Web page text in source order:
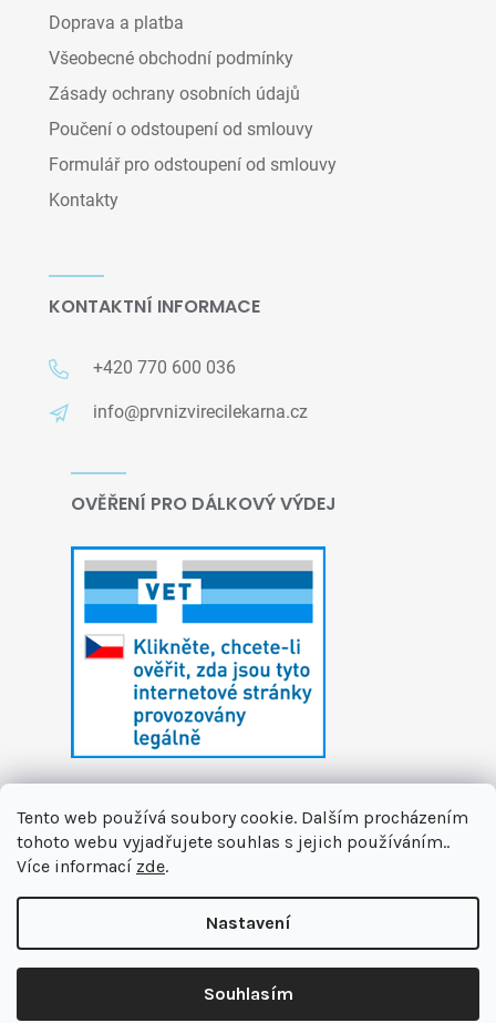
Tento web používá soubory cookie. Dalším procházením
tohoto webu vyjadřujete souhlas s jejich používáním..
Více informací zde.
Nastavení
Souhlasím
🏝️ Dáváme si letní pauzu. Připravujeme pro vás novinky a na
podzim se na vás těšíme v nové podobě. Jsme tu pro Vás na
Doprava a platba
Všeobecné obchodní podmínky
Zásady ochrany osobních údajů
Poučení o odstoupení od smlouvy
Formulář pro odstoupení od smlouvy
Kontakty
KONTAKTNÍ INFORMACE
+420 770 600 036
info@prvnizvirecilekarna.cz
OVĚŘENÍ PRO DÁLKOVÝ VÝDEJ
Copyright 2026První zvířecí lékárna. Všechna